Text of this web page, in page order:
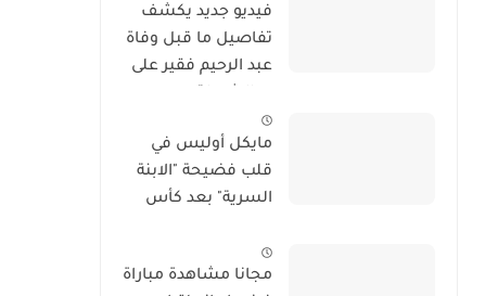
فيديو جديد يكشف
تفاصيل ما قبل وفاة
عبد الرحيم فقير على
الإيطالية.. والملف
يتجه نحو الحفظ
مايكل أوليس في
قلب فضيحة "الابنة
السرية" بعد كأس
مجانا مشاهدة مباراة